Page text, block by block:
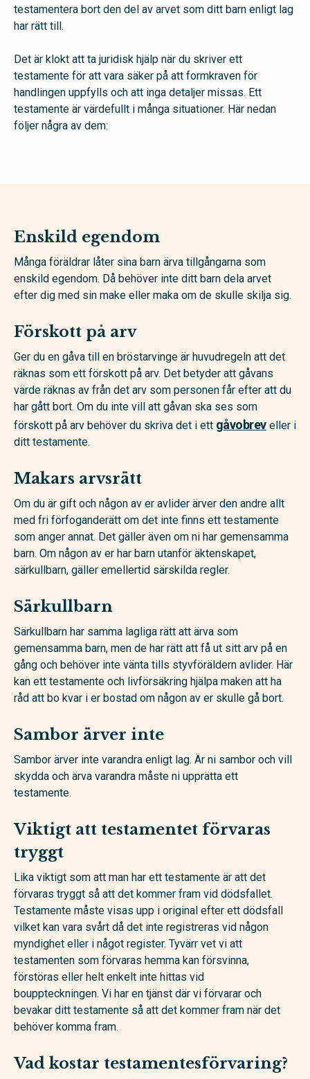
testamentera bort den del av arvet som ditt barn enligt lag
har rätt till.
Det är klokt att ta juridisk hjälp när du skriver ett
testamente för att vara säker på att formkraven för
handlingen uppfylls och att inga detaljer missas. Ett
testamente är värdefullt i många situationer. Här nedan
följer några av dem:
Enskild egendom
Många föräldrar låter sina barn ärva tillgångarna som
enskild egendom. Då behöver inte ditt barn dela arvet
efter dig med sin make eller maka om de skulle skilja sig.
Förskott på arv
Ger du en gåva till en bröstarvinge är huvudregeln att det
räknas som ett förskott på arv. Det betyder att gåvans
värde räknas av från det arv som personen får efter att du
har gått bort. Om du inte vill att gåvan ska ses som
förskott på arv behöver du skriva det i ett gåvobreveller i
ditt testamente.
Makars arvsrätt
Om du är gift och någon av er avlider ärver den andre allt
med fri förfoganderätt om det inte finns ett testamente
som anger annat. Det gäller även om ni har gemensamma
barn. Om någon av er har barn utanför äktenskapet,
särkullbarn, gäller emellertid särskilda regler.
Särkullbarn
Särkullbarn har samma lagliga rätt att ärva som
gemensamma barn, men de har rätt att få ut sitt arv på en
gång och behöver inte vänta tills styvföräldern avlider. Här
kan ett testamente och livförsäkring hjälpa maken att ha
råd att bo kvar i er bostad om någon av er skulle gå bort.
Sambor ärver inte
Sambor ärver inte varandra enligt lag. Är ni sambor och vill
skydda och ärva varandra måste ni upprätta ett
testamente.
Viktigt att testamentet förvaras
tryggt
Lika viktigt som att man har ett testamente är att det
förvaras tryggt så att det kommer fram vid dödsfallet.
Testamente måste visas upp i original efter ett dödsfall
vilket kan vara svårt då det inte registreras vid någon
myndighet eller i något register. Tyvärr vet vi att
testamenten som förvaras hemma kan försvinna,
förstöras eller helt enkelt inte hittas vid
bouppteckningen. Vi har en tjänst där vi förvarar och
bevakar ditt testamente så att det kommer fram när det
behöver komma fram.
Vad kostar testamentesförvaring?